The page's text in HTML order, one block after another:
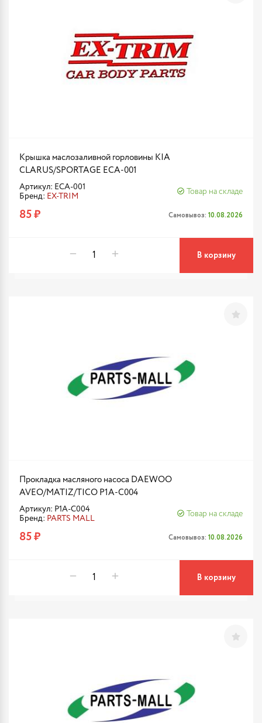
Крышка маслозаливной горловины KIA
CLARUS/SPORTAGE ECA-001
Артикул: ECA-001
Бренд: EX-TRIM
Товар на складе
85 ₽ Самовывоз: 10.08.2026
В корзину
Прокладка масляного насоса DAEWOO
AVEO/MATIZ/TICO P1A-C004
Артикул: P1A-C004
Бренд: PARTS MALL
Товар на складе
85 ₽ Самовывоз: 10.08.2026
В корзину